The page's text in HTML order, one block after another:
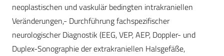
neoplastischen und vaskulär bedingten intrakraniellen
Veränderungen,- Durchführung fachspezifischer
neurologischer Diagnostik (EEG, VEP, AEP, Doppler- und
Duplex-Sonographie der extrakraniellen Halsgefäße,